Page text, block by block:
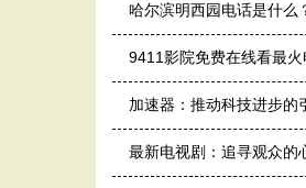
哈尔滨明西园电话是什么
9411影院免费在线看最火
加速器：推动科技进步的
最新电视剧：追寻观众的